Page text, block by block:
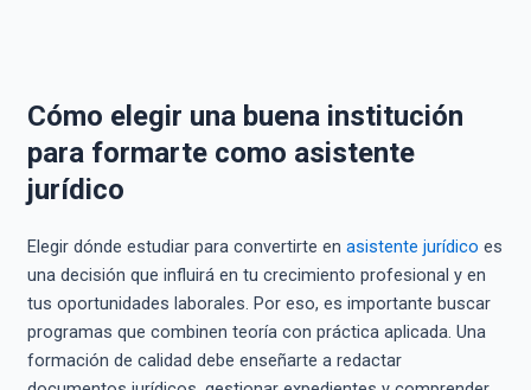
Cómo elegir una buena institución
para formarte como asistente
jurídico
Elegir dónde estudiar para convertirte en asistente jurídico es
una decisión que influirá en tu crecimiento profesional y en
tus oportunidades laborales. Por eso, es importante buscar
programas que combinen teoría con práctica aplicada. Una
formación de calidad debe enseñarte a redactar